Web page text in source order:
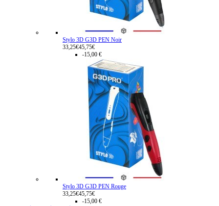
Stylo 3D G3D PEN Noir
33,25€45,75€
-15,00 €
Stylo 3D G3D PEN Rouge
33,25€45,75€
-15,00 €